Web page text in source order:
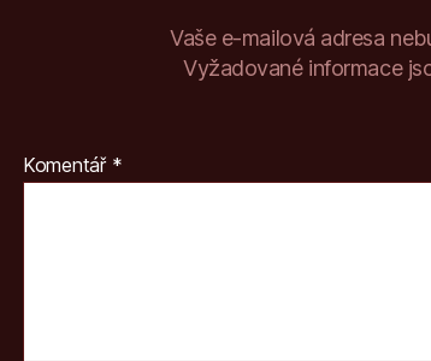
Vaše e-mailová adresa
Vyžadované informace
Komentář *